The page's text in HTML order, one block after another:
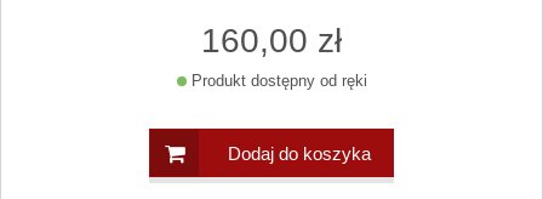
160,00 zł
Produkt dostępny od ręki
Dodaj do koszyka